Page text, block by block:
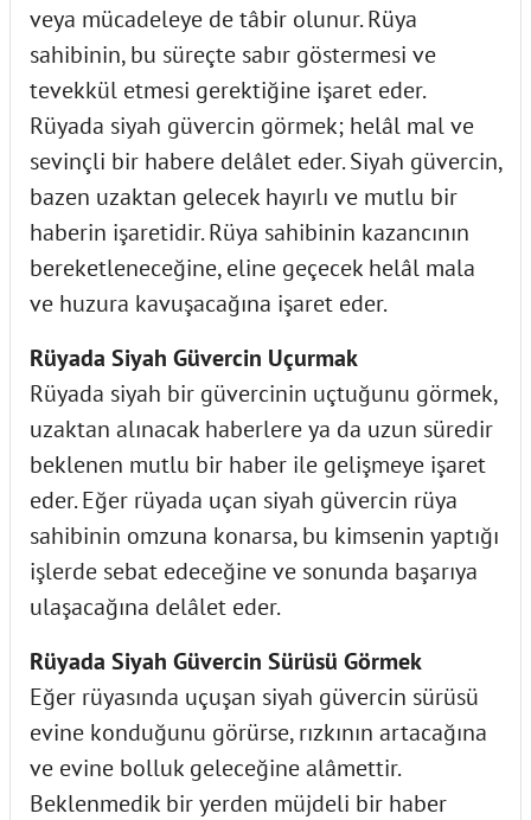
veya mücadeleye de tâbir olunur. Rüya
sahibinin, bu süreçte sabır göstermesi ve
tevekkül etmesi gerektiğine işaret eder.
Rüyada siyah güvercin görmek; helâl mal ve
sevinçli bir habere delâlet eder. Siyah güvercin,
bazen uzaktan gelecek hayırlı ve mutlu bir
haberin işaretidir. Rüya sahibinin kazancının
bereketleneceğine, eline geçecek helâl mala
ve huzura kavuşacağına işaret eder.
Rüyada Siyah Güvercin Uçurmak
Rüyada siyah bir güvercinin uçtuğunu görmek,
uzaktan alınacak haberlere ya da uzun süredir
beklenen mutlu bir haber ile gelişmeye işaret
eder. Eğer rüyada uçan siyah güvercin rüya
sahibinin omzuna konarsa, bu kimsenin yaptığı
işlerde sebat edeceğine ve sonunda başarıya
ulaşacağına delâlet eder.
Rüyada Siyah Güvercin Sürüsü Görmek
Eğer rüyasında uçuşan siyah güvercin sürüsü
evine konduğunu görürse, rızkının artacağına
ve evine bolluk geleceğine alâmettir.
Beklenmedik bir yerden müjdeli bir haber